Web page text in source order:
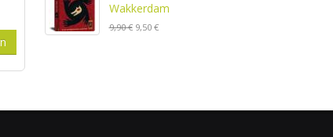
Wakkerdam
9,90 €9,50 €